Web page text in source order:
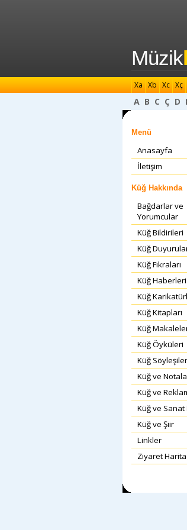
Müzik
Xa Xb Xc Xç
A B C Ç D
Menü
Anasayfa
İletişim
Küğ Hakkında
Bağdarlar ve
Yorumcular
Küğ Bildirileri
Küğ
Küğ Fıkraları
Küğ Haberleri
Küğ
Küğ Kitapları
Küğ
Küğ Öyküleri
Küğ
Küğ ve
Küğ ve
Küğ ve Sanat
Küğ ve Şiir
Linkler
Ziyaret